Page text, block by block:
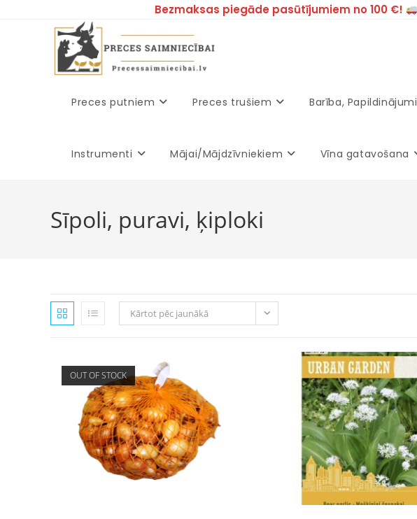
Bezmaksas piegāde pasūtījumiem no 100 €!
Preces putniem Preces trušiem Barība, Papildinājumi
Instrumenti Mājai/Mājdzīvniekiem Vīna gatavošana
Sīpoli, puravi, ķiploki
Kārtot pēc jaunākā
OUT OF STOCK